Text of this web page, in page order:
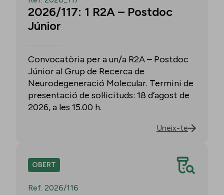
2026/117: 1 R2A – Postdoc
Júnior
Convocatòria per a un/a R2A – Postdoc
Júnior al Grup de Recerca de
Neurodegeneració Molecular. Termini de
presentació de sol·licituds: 18 d’agost de
2026, a les 15.00 h.
Uneix-te
OBERT
Ref. 2026/116